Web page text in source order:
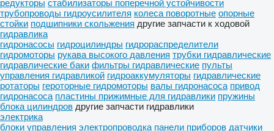
редукторы стабилизаторы поперечной устойчивости
трубопроводы гидроусилителя колеса поворотные опорные
стойки подшипники скольжения другие запчасти к ходовой
гидравлика
гидронасосы гидроцилиндры гидрораспределители
гидромоторы рукава высокого давления трубки гидравлические
гидравлические баки фильтры гидравлические пульты
управления гидравликой гидроаккумуляторы гидравлические
ротаторы героторные гидромоторы валы гидронасоса привод
гидронасоса пластины прижимные для гидравлики пружины
блока цилиндров другие запчасти гидравлики
электрика
блоки управления электропроводка панели приборов датчики